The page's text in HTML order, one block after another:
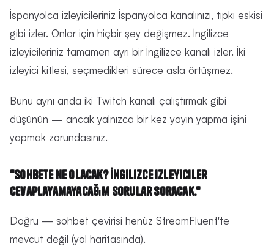
İspanyolca izleyicileriniz İspanyolca kanalınızı, tıpkı eskisi
gibi izler. Onlar için hiçbir şey değişmez. İngilizce
izleyicileriniz tamamen ayrı bir İngilizce kanalı izler. İki
izleyici kitlesi, seçmedikleri sürece asla örtüşmez.
Bunu aynı anda iki Twitch kanalı çalıştırmak gibi
düşünün — ancak yalnızca bir kez yayın yapma işini
yapmak zorundasınız.
"Sohbete ne olacak? İngilizce izleyiciler
cevaplayamayacağım sorular soracak."
Doğru — sohbet çevirisi henüz StreamFluent'te
mevcut değil (yol haritasında).